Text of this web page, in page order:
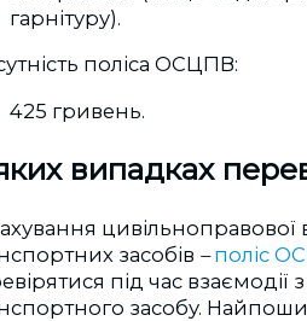
гарнітуру).
поліса ОСЦПВ:
425 гривень.
випадках
цивільноправової
засобів – поліс
під час взаємодії
засобу.